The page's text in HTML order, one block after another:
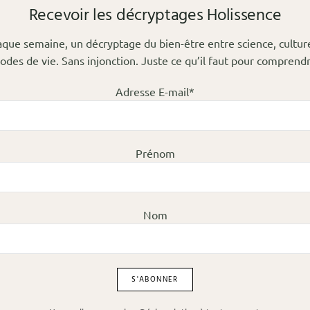
Recevoir les décryptages Holissence
semaine, un décryptage du bien-être entre science,
de vie. Sans injonction. Juste ce qu’il faut pour
Adresse E-mail*
Prénom
Nom